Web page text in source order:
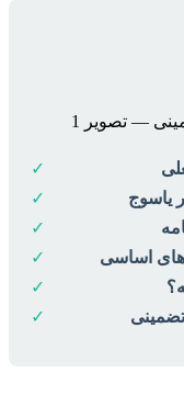
✓
✓
یاسوج
✓
✓
اساسی
✓
✓